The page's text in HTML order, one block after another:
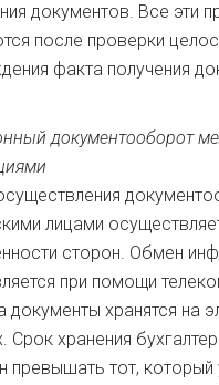
документов. Все эти
после проверки
факта получения
лицами
сторон. Обмен
при помощи
документы хранятся на
Срок хранения
превышать тот, который